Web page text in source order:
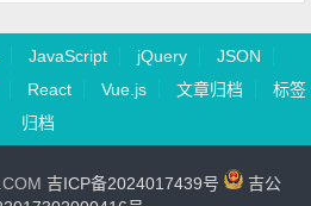
JavaScript jQuery
JSON
React Vue.js 文章归档
标签
归档
吉ICP备2024017439号
吉公